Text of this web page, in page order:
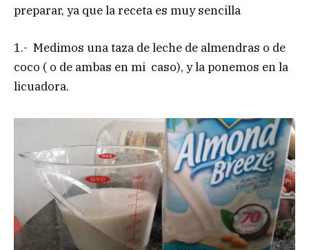
preparar, ya que la receta es muy sencilla
1.- Medimos una taza de leche de almendras o de
coco ( o de ambas en mi caso), y la ponemos en la
licuadora.